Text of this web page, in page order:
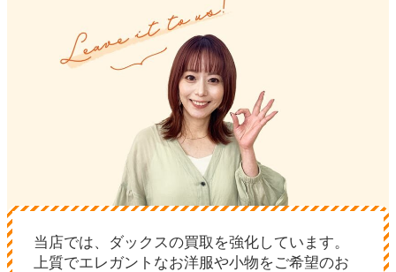
当店では、ダックスの買取を強化しています。
上質でエレガントなお洋服や小物をご希望のお